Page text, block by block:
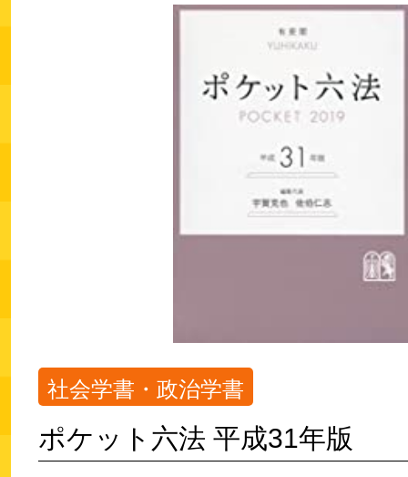
社会学書・政治学書
ポケット六法 平成31年版